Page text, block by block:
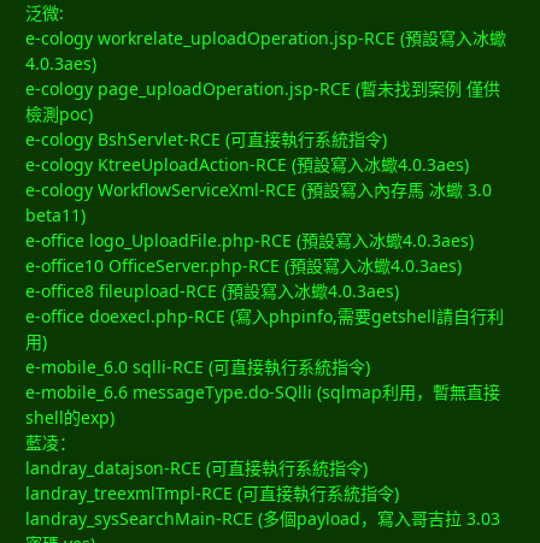
泛微:
e-cology workrelate_uploadOperation.jsp-RCE (預設寫入冰蠍
4.0.3aes)
e-cology page_uploadOperation.jsp-RCE (暫未找到案例 僅供
檢測poc)
e-cology BshServlet-RCE (可直接執行系統指令)
e-cology KtreeUploadAction-RCE (預設寫入冰蠍4.0.3aes)
e-cology WorkflowServiceXml-RCE (預設寫入內存馬 冰蠍 3.0
beta11)
e-office logo_UploadFile.php-RCE (預設寫入冰蠍4.0.3aes)
e-office10 OfficeServer.php-RCE (預設寫入冰蠍4.0.3aes)
e-office8 fileupload-RCE (預設寫入冰蠍4.0.3aes)
e-office doexecl.php-RCE (寫入phpinfo,需要getshell請自行利
用)
e-mobile_6.0 sqlli-RCE (可直接執行系統指令)
e-mobile_6.6 messageType.do-SQlli (sqlmap利用，暫無直接
shell的exp)
藍凌：
landray_datajson-RCE (可直接執行系統指令)
landray_treexmlTmpl-RCE (可直接執行系統指令)
landray_sysSearchMain-RCE (多個payload，寫入哥吉拉 3.03